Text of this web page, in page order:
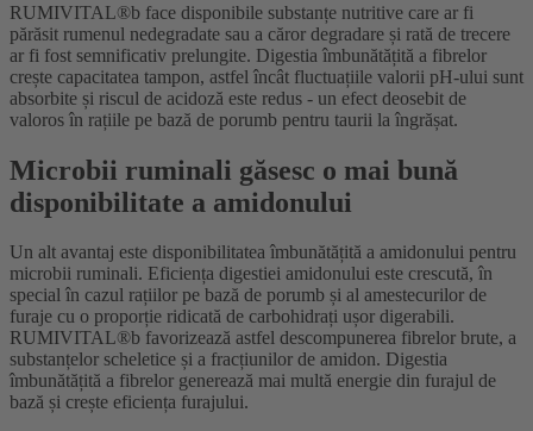
RUMIVITAL®b face disponibile substanțe nutritive care ar fi
părăsit rumenul nedegradate sau a căror degradare și rată de trecere
ar fi fost semnificativ prelungite. Digestia îmbunătățită a fibrelor
crește capacitatea tampon, astfel încât fluctuațiile valorii pH-ului sunt
absorbite și riscul de acidoză este redus - un efect deosebit de
valoros în rațiile pe bază de porumb pentru taurii la îngrășat.
Microbii ruminali găsesc o mai bună
disponibilitate a amidonului
Un alt avantaj este disponibilitatea îmbunătățită a amidonului pentru
microbii ruminali. Eficiența digestiei amidonului este crescută, în
special în cazul rațiilor pe bază de porumb și al amestecurilor de
furaje cu o proporție ridicată de carbohidrați ușor digerabili.
RUMIVITAL®b favorizează astfel descompunerea fibrelor brute, a
substanțelor scheletice și a fracțiunilor de amidon. Digestia
îmbunătățită a fibrelor generează mai multă energie din furajul de
bază și crește eficiența furajului.